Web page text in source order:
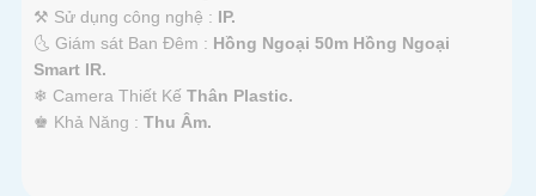
⚒ Sử dụng công nghệ : IP.
🌜 Giám sát Ban Đêm : Hồng Ngoại 50m Hồng Ngoại
Smart IR.
❄ Camera Thiết Kế Thân Plastic.
️♚ Khả Năng : Thu Âm.